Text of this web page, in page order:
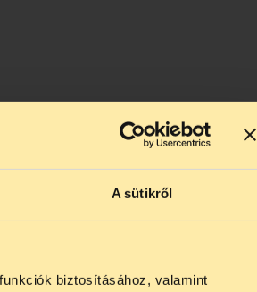
A sütikről
biztosításához, valamint